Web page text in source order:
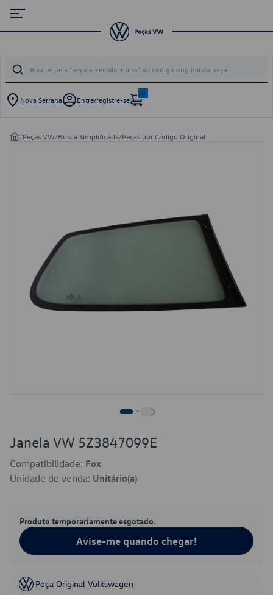
Nova Serrana Entre/registre-se
0
/Peças VW/Busca Simplificada/Peças por Código Original
Janela VW 5Z3847099E
Compatibilidade: Fox
Unidade de venda: Unitário(a)
Produto temporariamente esgotado.
Avise-me quando chegar!
Peça Original Volkswagen